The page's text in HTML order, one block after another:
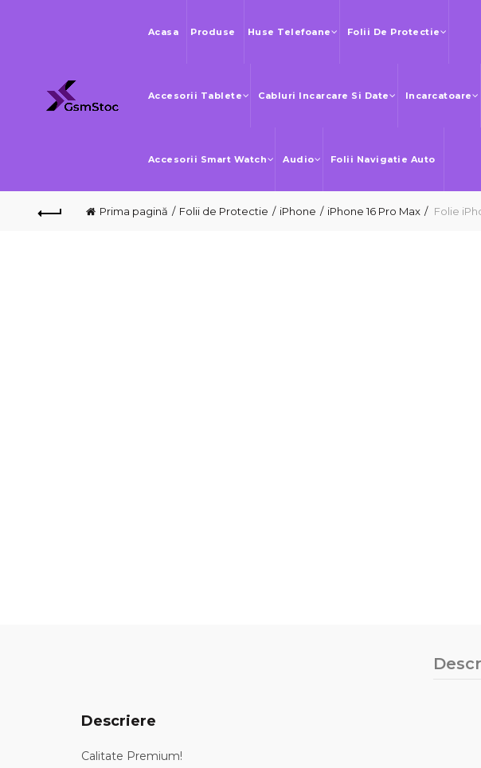
Acasa Produse Huse Telefoane Folii De Protectie
Accesorii Tablete Cabluri Incarcare Si Date Incarcatoare
Accesorii Smart Watch Audio Folii Navigatie Auto
Prima pagină Folii de Protectie iPhone iPhone 16 Pro Max Folie
Descriere
Calitate Premium!